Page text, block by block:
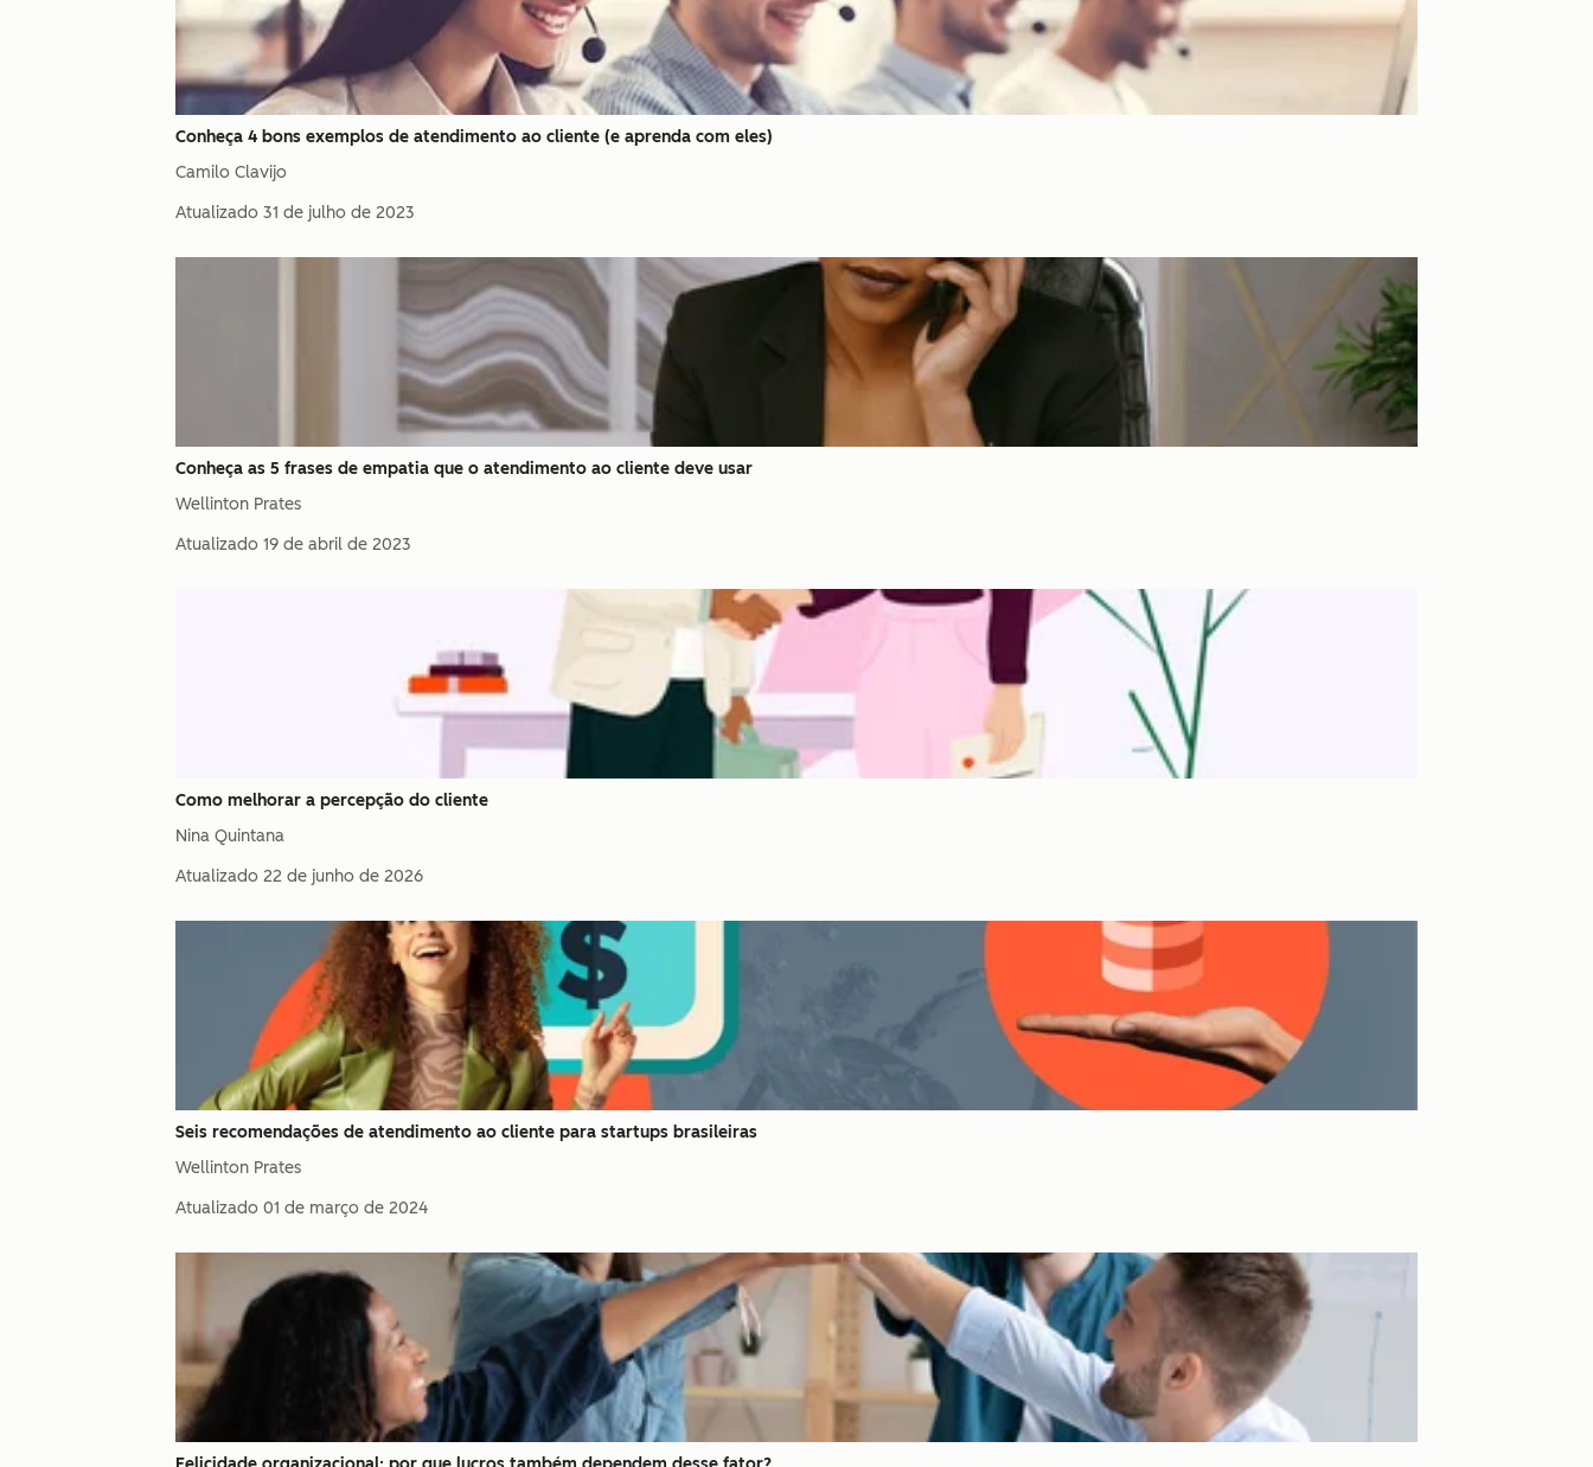
Conheça 4 bons exemplos de atendimento ao cliente (e aprenda com eles)
Camilo Clavijo
Atualizado 31 de julho de 2023
Conheça as 5 frases de empatia que o atendimento ao cliente deve usar
Wellinton Prates
Atualizado 19 de abril de 2023
Como melhorar a percepção do cliente
Nina Quintana
Atualizado 22 de junho de 2026
Seis recomendações de atendimento ao cliente para startups brasileiras
Wellinton Prates
Atualizado 01 de março de 2024